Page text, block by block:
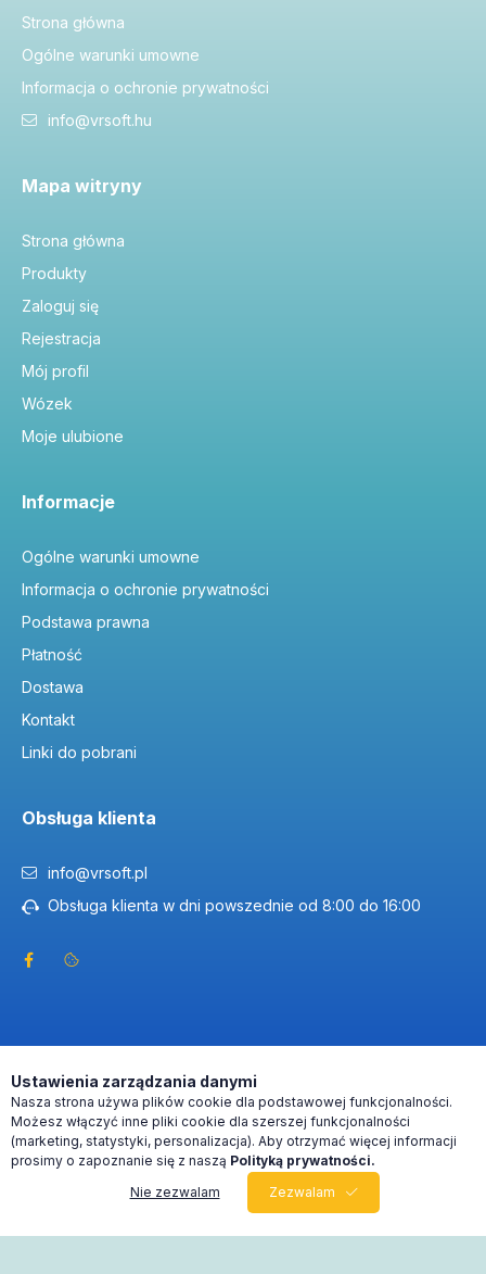
Strona główna
Ogólne warunki umowne
Informacja o ochronie prywatności
info@vrsoft.hu
Mapa witryny
Strona główna
Produkty
Zaloguj się
Rejestracja
Mój profil
Wózek
Moje ulubione
Informacje
Ogólne warunki umowne
Informacja o ochronie prywatności
Podstawa prawna
Płatność
Dostawa
Kontakt
Linki do pobrani
Obsługa klienta
info@vrsoft.pl
Obsługa klienta w dni powszednie od 8:00 do 16:00
0
Ustawienia zarządzania danymi
Nasza strona używa plików cookie dla podstawowej funkcjonalności.
Możesz włączyć inne pliki cookie dla szerszej funkcjonalności
(marketing, statystyki, personalizacja). Aby otrzymać więcej informacji
prosimy o zapoznanie się z naszą Polityką prywatności.
Nie zezwalam
Zezwalam